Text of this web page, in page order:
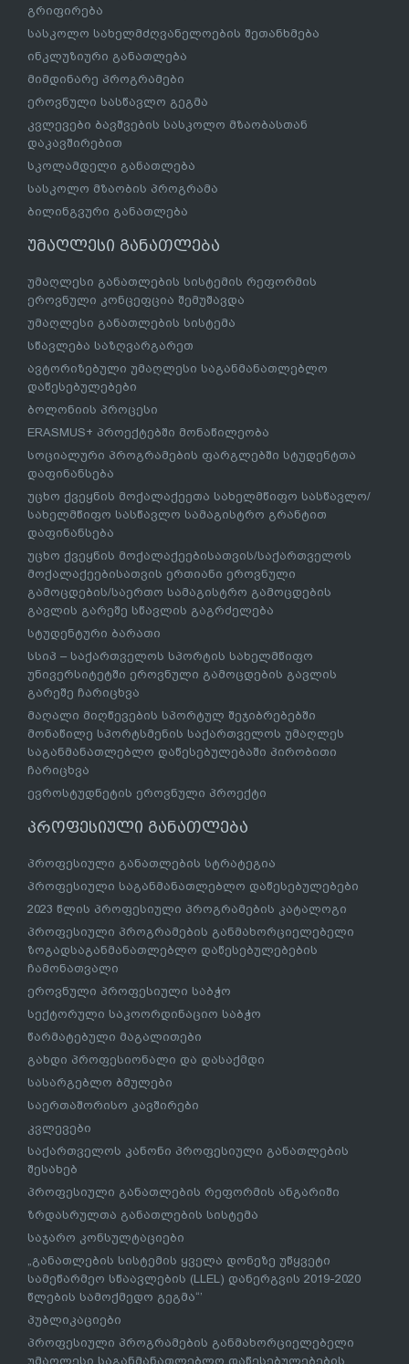
გრიფირება
სასკოლო სახელმძღვანელოების შეთანხმება
ინკლუზიური განათლება
მიმდინარე პროგრამები
ეროვნული სასწავლო გეგმა
კვლევები ბავშვების სასკოლო მზაობასთან
დაკავშირებით
სკოლამდელი განათლება
სასკოლო მზაობის პროგრამა
ბილინგვური განათლება
უმაღლესი განათლება
უმაღლესი განათლების სისტემის რეფორმის
ეროვნული კონცეფცია შემუშავდა
უმაღლესი განათლების სისტემა
სწავლება საზღვარგარეთ
ავტორიზებული უმაღლესი საგანმანათლებლო
დაწესებულებები
ბოლონიის პროცესი
ERASMUS+ პროექტებში მონაწილეობა
სოციალური პროგრამების ფარგლებში სტუდენტთა
დაფინანსება
უცხო ქვეყნის მოქალაქეეთა სახელმწიფო სასწავლო/
სახელმწიფო სასწავლო სამაგისტრო გრანტით
დაფინანსება
უცხო ქვეყნის მოქალაქეებისათვის/საქართველოს
მოქალაქეებისათვის ერთიანი ეროვნული
გამოცდების/საერთო სამაგისტრო გამოცდების
გავლის გარეშე სწავლის გაგრძელება
სტუდენტური ბარათი
სსიპ – საქართველოს სპორტის სახელმწიფო
უნივერსიტეტში ეროვნული გამოცდების გავლის
გარეშე ჩარიცხვა
მაღალი მიღწევების სპორტულ შეჯიბრებებში
მონაწილე სპორტსმენის საქართველოს უმაღლეს
საგანმანათლებლო დაწესებულებაში პირობითი
ჩარიცხვა
ევროსტუდნეტის ეროვნული პროექტი
პროფესიული განათლება
პროფესიული განათლების სტრატეგია
პროფესიული საგანმანათლებლო დაწესებულებები
2023 წლის პროფესიული პროგრამების კატალოგი
პროფესიული პროგრამების განმახორციელებელი
ზოგადსაგანმანათლებლო დაწესებულებების
ჩამონათვალი
ეროვნული პროფესიული საბჭო
სექტორული საკოორდინაციო საბჭო
წარმატებული მაგალითები
გახდი პროფესიონალი და დასაქმდი
სასარგებლო ბმულები
საერთაშორისო კავშირები
კვლევები
საქართველოს კანონი პროფესიული განათლების
შესახებ
პროფესიული განათლების რეფორმის ანგარიში
ზრდასრულთა განათლების სისტემა
საჯარო კონსულტაციები
„განათლების სისტემის ყველა დონეზე უწყვეტი
სამეწარმეო სწაავლების (LLEL) დანერგვის 2019-2020
წლების სამოქმედო გეგმა“’
პუბლიკაციები
პროფესიული პროგრამების განმახორციელებელი
უმაღლესი საგანმანათლებლო დაწესებულებების